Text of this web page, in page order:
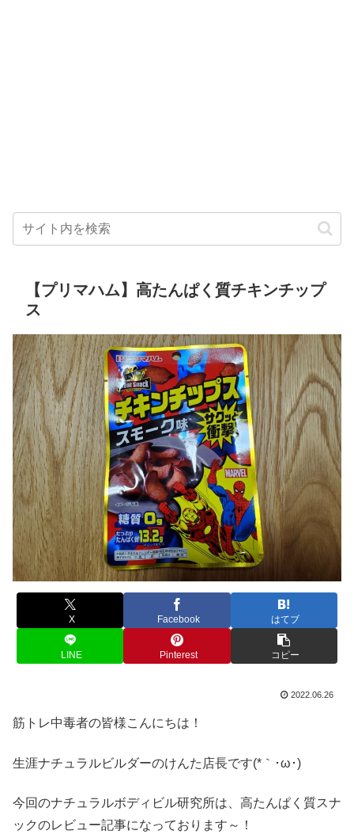
【プリマハム】高たんぱく質チキンチップ
ス
X Facebook はてブ
LINE Pinterest コピー
2022.06.26
筋トレ中毒者の皆様こんにちは！
生涯ナチュラルビルダーのけんた店長です(*｀･ω･)ゞ
今回のナチュラルボディビル研究所は、高たんぱく質スナ
ックのレビュー記事になっております～！